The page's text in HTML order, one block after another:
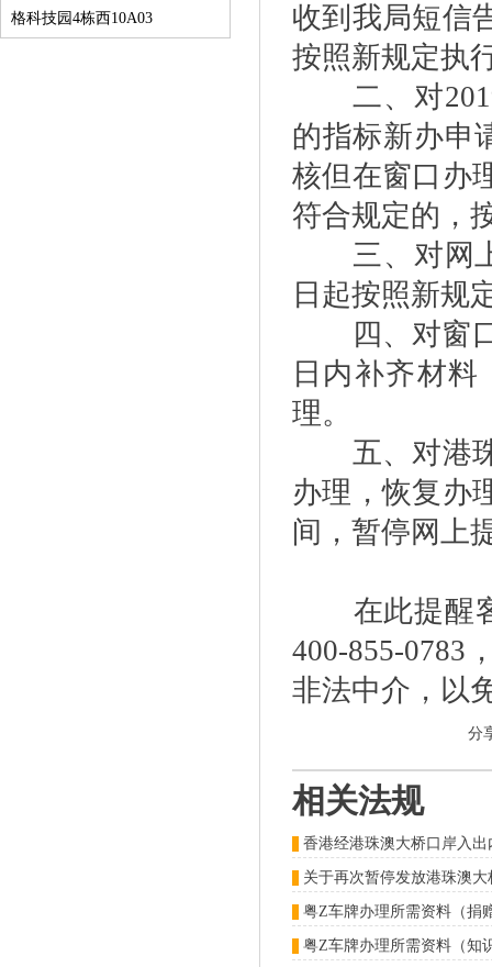
格科技园4栋西10A03
收到我局短信
按照新规定执
二、对2019
的指标新办申
核但在窗口办
符合规定的，
三、对网上
日起按照新规
四、对窗口
日内补齐材
理。
五、对港珠
办理，恢复办
间，暂停网上
在此提醒客
400-855-0783
非法中介，以
分
相关法规